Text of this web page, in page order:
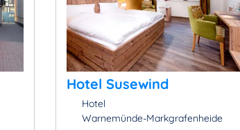
Hotel Susewind
Hotel
Warnemünde-Markgrafenheide